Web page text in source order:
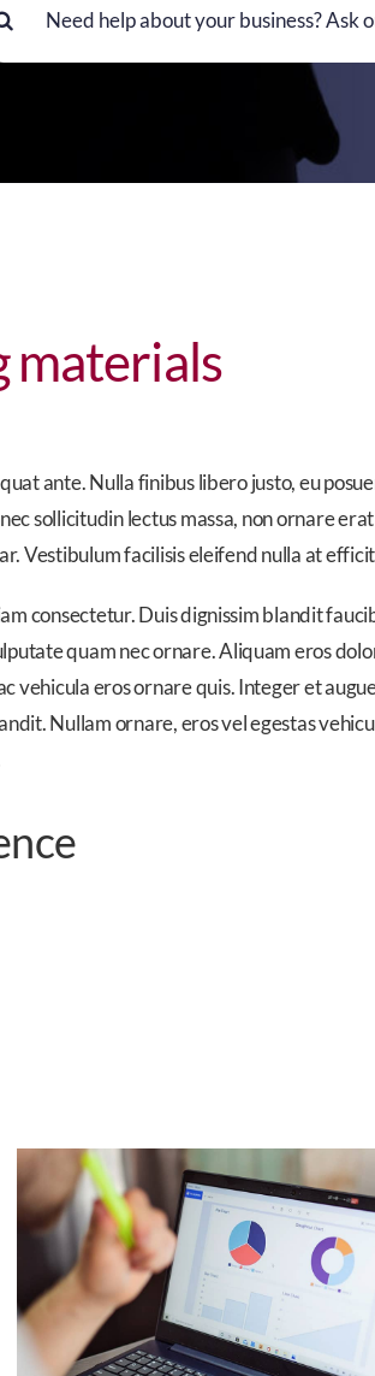
materials
ante. Nulla finibus libero justo, eu
sollicitudin lectus massa, non ornare
Vestibulum facilisis eleifend nulla at
consectetur. Duis dignissim blandit
quam nec ornare. Aliquam eros
vehicula eros ornare quis. Integer et
Nullam ornare, eros vel egestas